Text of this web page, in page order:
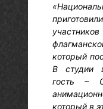
который
В студии
гость –
который в